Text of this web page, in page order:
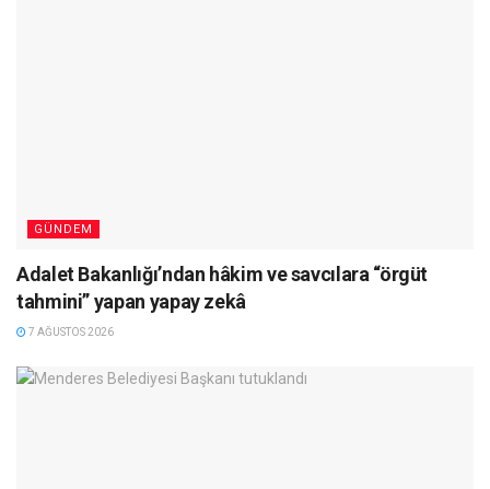
GÜNDEM
Adalet Bakanlığı’ndan hâkim ve savcılara “örgüt
tahmini” yapan yapay zekâ
7 AĞUSTOS 2026